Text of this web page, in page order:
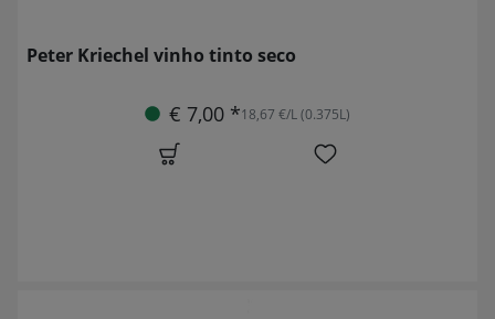
Peter Kriechel vinho tinto seco
€ 7,00 *18,67 €/L (0.375L)